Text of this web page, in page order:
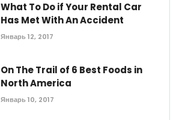
What To Do if Your Rental Car
Has Met With An Accident
Январь 12, 2017
On The Trail of 6 Best Foods in
North America
Январь 10, 2017